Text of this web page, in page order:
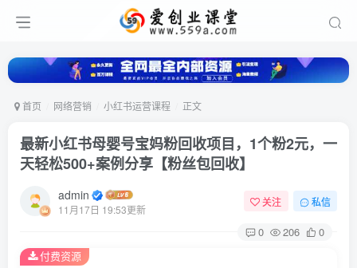
首页 网络营销 小红书运营课程 正文
最新小红书母婴号宝妈粉回收项目，1个粉2元，一
天轻松500+案例分享【粉丝包回收】
admin
11月17日 19:53更新
关注 私信
0 206 0
付费资源